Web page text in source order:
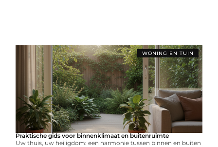
WONING EN TUIN
Praktische gids voor binnenklimaat en buitenruimte
Uw thuis, uw heiligdom: een harmonie tussen binnen en buiten